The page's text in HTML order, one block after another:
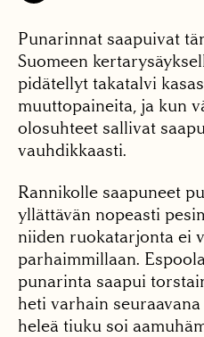
Punarinnat saapuivat
Suomeen
pidätellyt takatalvi
muuttopaineita, ja kun
olosuhteet sallivat
vauhdikkaasti.
Rannikolle saapuneet
yllättävän nopeasti
niiden ruokatarjonta ei
parhaimmillaan.
punarinta saapui
heti varhain
heleä tiuku soi